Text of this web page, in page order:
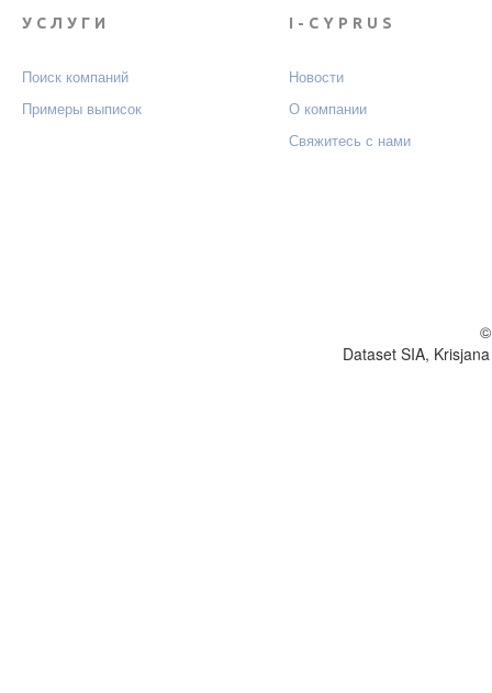
УСЛУГИ
Поиск компаний
Примеры выписок
I-CYPRUS
Новости
О компании
Свяжитесь с нами
Dataset SIA,